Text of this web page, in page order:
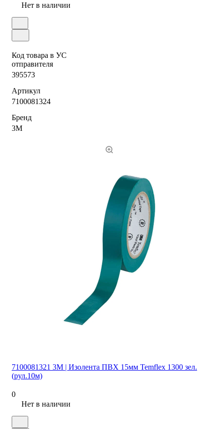
Нет в наличии
Код товара в УС
отправителя
395573
Артикул
7100081324
Бренд
3М
7100081321 3М | Изолента ПВХ 15мм Temflex 1300 зел.
(рул.10м)
0
Нет в наличии